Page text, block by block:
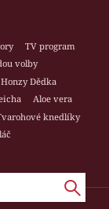
TV program
volby
Dědka
Aloe vera
knedlíky